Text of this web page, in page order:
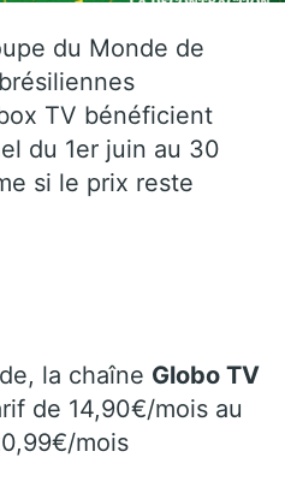
du Monde de
TV bénéficient
du 1er juin au 30
si le prix reste
la chaîne Globo TV
de 14,90€/mois au
mois